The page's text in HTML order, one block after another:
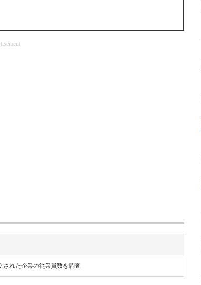
された企業の従業員数を調査